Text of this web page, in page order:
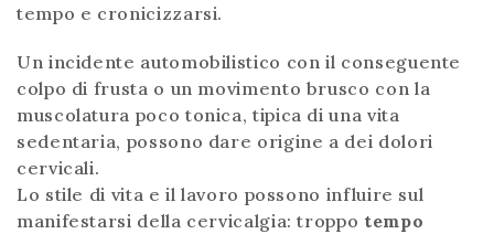
tempo e cronicizzarsi.
Un incidente automobilistico con il conseguente
colpo di frusta o un movimento brusco con la
muscolatura poco tonica, tipica di una vita
sedentaria, possono dare origine a dei dolori
cervicali.
Lo stile di vita e il lavoro possono influire sul
manifestarsi della cervicalgia: troppo tempo